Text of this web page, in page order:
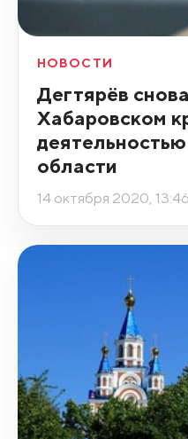
НОВОСТИ
Дегтярёв
Хабаровском
области
14 октября 2020, 13:46